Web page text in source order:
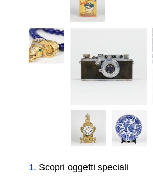
1. Scopri oggetti speciali